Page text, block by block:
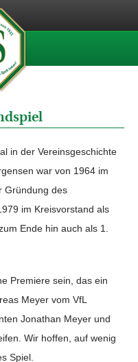
in der Vereinsgeschichte
war von 1964 im
Gründung des
im Kreisvorstand als
Ende hin auch als 1.
Premiere sein, das ein
Meyer vom VfL
Jonathan Meyer und
Wir hoffen, auf wenig
Spiel.